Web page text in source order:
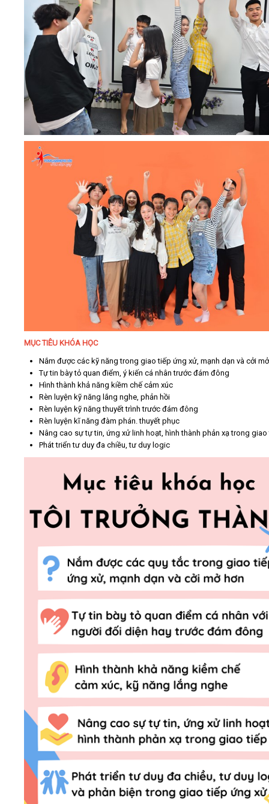
MỤC TIÊU KHÓA HỌC
Nắm được các kỹ năng trong giao tiếp ứng xử, mạnh dạn và cởi
Tự tin bày tỏ quan điểm, ý kiến cá nhân trước đám đông
Hình thành khả năng kiềm chế cảm xúc
Rèn luyện kỹ năng lắng nghe, phản hồi
Rèn luyện kỹ năng thuyết trình trước đám đông
Rèn luyện kĩ năng đàm phán. thuyết phục
Nâng cao sự tự tin, ứng xử linh hoạt, hình thành phản xạ trong
Phát triển tư duy đa chiều, tư duy logic